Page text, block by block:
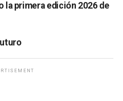
la primera edición 2026 de